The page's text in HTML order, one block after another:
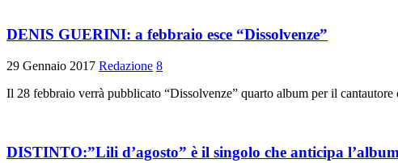
DENIS GUERINI: a febbraio esce “Dissolvenze”
29 Gennaio 2017 Redazione 8
Il 28 febbraio verrà pubblicato “Dissolvenze” quarto album per il
DISTINTO:”Lili d’agosto” è il singolo che anticipa l’album